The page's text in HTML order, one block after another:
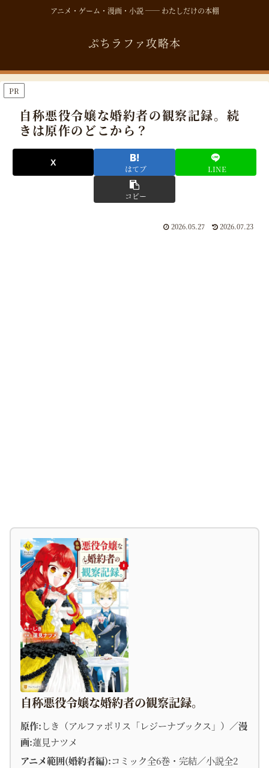
アニメ・ゲーム・漫画・小説 ── わたしだけの本棚
ぷちラファ攻略本
PR
自称悪役令嬢な婚約者の観察記録。続
きは原作のどこから？
はてブ LINE
コピー
2026.05.27 2026.07.23
自称悪役令嬢な婚約者の観察記録。
原作:しき（アルファポリス「レジーナブックス」）／漫
画:蓮見ナツメ
アニメ範囲(婚約者編):コミック全6巻・完結／小説全2